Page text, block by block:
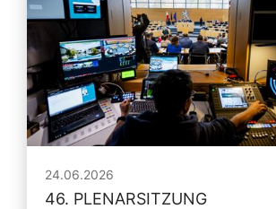
24.06.2026
46. PLENARSITZUNG